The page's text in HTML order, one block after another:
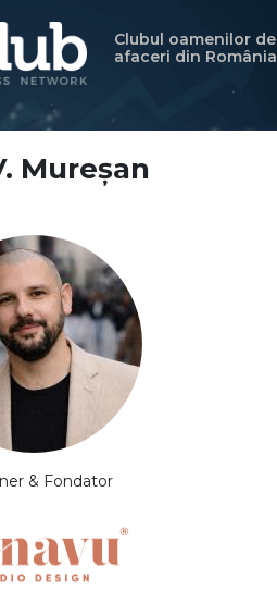
Clubul oamenilor de
afaceri din România
Mureșan
& Fondator